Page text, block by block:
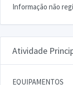
Informação não
Atividade
EQUIPAMENTOS